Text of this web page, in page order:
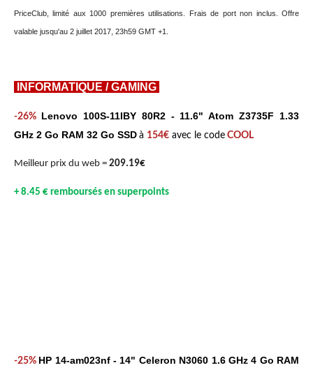
PriceClub, limité aux 1000 premières utilisations. Frais de port non inclus. Offre
valable jusqu'au 2 juillet 2017, 23h59 GMT +1.
INFORMATIQUE / GAMING
-26% Lenovo 100S-11IBY 80R2 - 11.6" Atom Z3735F 1.33
GHz 2 Go RAM 32 Go SSD à 154€ avec le code COOL
Meilleur prix du web = 209.19€
+ 8.45 € remboursés en superpoints
-25% HP 14-am023nf - 14" Celeron N3060 1.6 GHz 4 Go RAM